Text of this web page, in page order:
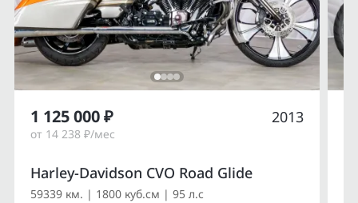
Harley-Davidson CVO Road Glide
59339 км. | 1800 куб.см | 95 л.с
1 125 000 ₽
от 14 238 ₽/мес
2013